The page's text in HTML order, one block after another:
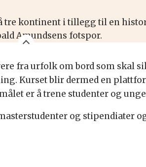
tre kontinent i tillegg til en
Amundsens fotspor.
fra urfolk om bord som skal
Kurset blir dermed en
er å trene studenter og
og stipendiater